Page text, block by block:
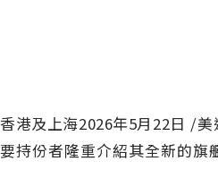
香港及上海2026年5月22日 /美
要持份者隆重介紹其全新的